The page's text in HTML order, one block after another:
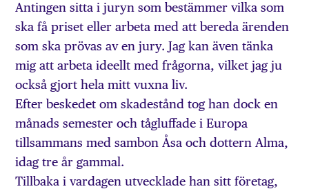
Antingen sitta i juryn som bestämmer vilka som
ska få priset eller arbeta med att bereda ärenden
som ska prövas av en jury. Jag kan även tänka
mig att arbeta ideellt med frågorna, vilket jag ju
också gjort hela mitt vuxna liv.
Efter beskedet om skadestånd tog han dock en
månads semester och tågluffade i Europa
tillsammans med sambon Åsa och dottern Alma,
idag tre år gammal.
Tillbaka i vardagen utvecklade han sitt företag,